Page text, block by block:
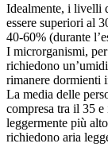
Idealmente, i livelli
essere superiori al
40-60% (durante
I microrganismi,
richiedono
rimanere dormienti
La media delle
compresa tra il 35
leggermente più
richiedono aria